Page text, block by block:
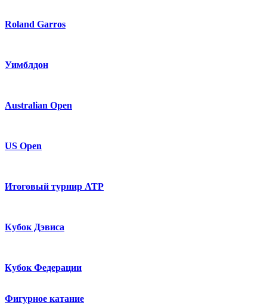
Roland Garros
Уимблдон
Australian Open
US Open
Итоговый турнир ATP
Кубок Дэвиса
Кубок Федерации
Фигурное катание